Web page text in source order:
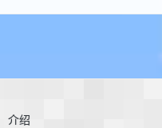
介绍